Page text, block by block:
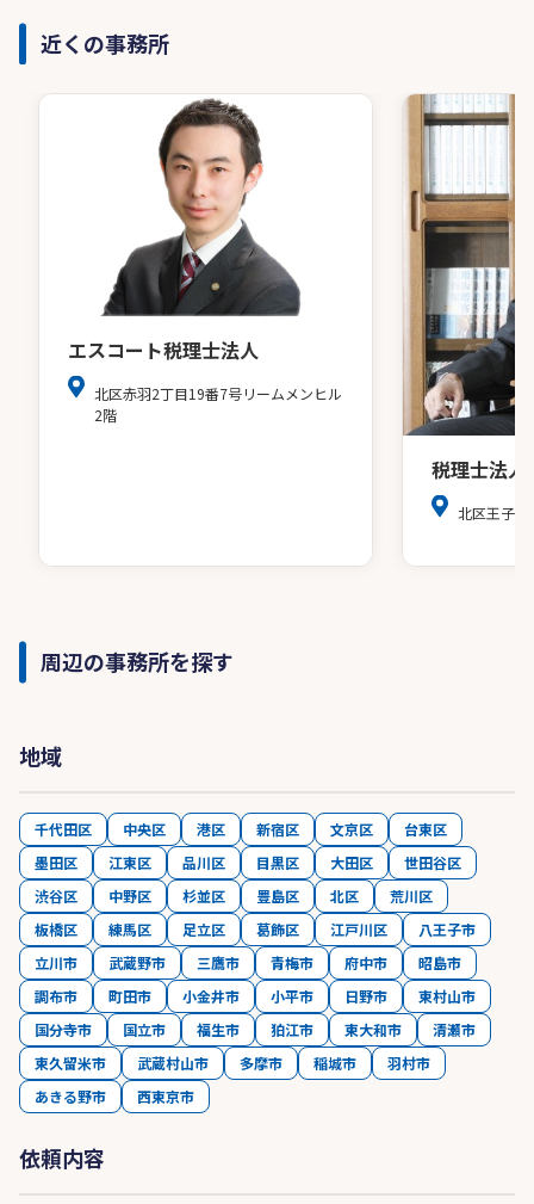
近くの事務所
エスコート税理士法人
北区赤羽2丁目19番7号リームメンヒル
2階
税理士法人
北区王子２
周辺の事務所を探す
地域
千代田区 中央区 港区 新宿区 文京区
台東区
墨田区
江東区 品川区 目黒区 大田区
世田谷区
渋谷区
中野区 杉並区 豊島区 北区
荒川区
板橋区
練馬区 足立区 葛飾区 江戸川区
八王子市
立川市
武蔵野市 三鷹市 青梅市 府中市
昭島市
調布市
町田市 小金井市 小平市 日野市
東村山市
国分寺市
国立市 福生市 狛江市 東大和市
清瀬市
東久留米市
武蔵村山市 多摩市 稲城市
羽村市
あきる野市
西東京市
依頼内容